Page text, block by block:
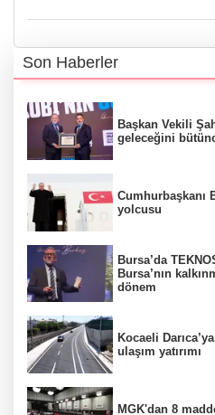
Son Haberler
Başkan Vekili
geleceğini
Cumhurbaşkanı
yolcusu
Bursa’da
Bursa’nın
dönem
Kocaeli
ulaşım yatırımı
MGK'dan 8